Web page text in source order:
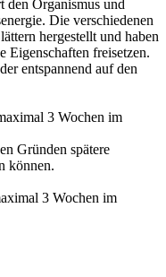
den Organismus und
Die verschiedenen
hergestellt und haben
freisetzen.
entspannend auf den
3 Wochen im
Gründen spätere
können.
3 Wochen im